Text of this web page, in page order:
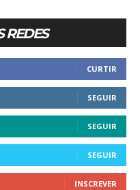
REDES
CURTIR
SEGUIR
SEGUIR
SEGUIR
INSCREVER